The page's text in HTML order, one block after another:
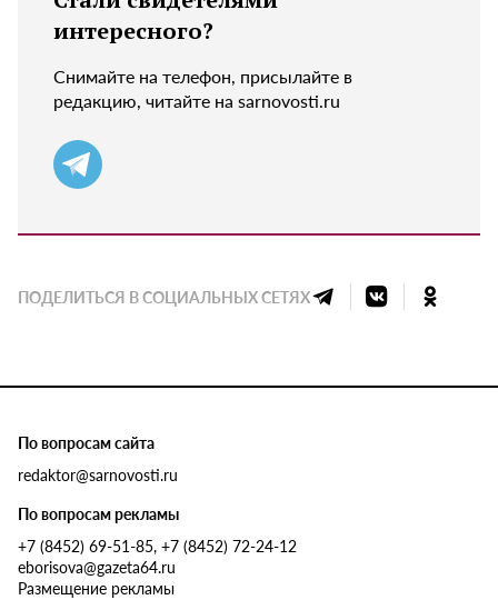
интересного?
Снимайте на телефон, присылайте в
редакцию, читайте на sarnovosti.ru
ПОДЕЛИТЬСЯ В СОЦИАЛЬНЫХ СЕТЯХ
По вопросам сайта
redaktor@sarnovosti.ru
По вопросам рекламы
+7 (8452) 69-51-85, +7 (8452) 72-24-12
eborisova@gazeta64.ru
Размещение рекламы